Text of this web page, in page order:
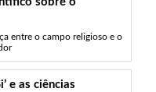
entre o campo religioso e o
e as ciências